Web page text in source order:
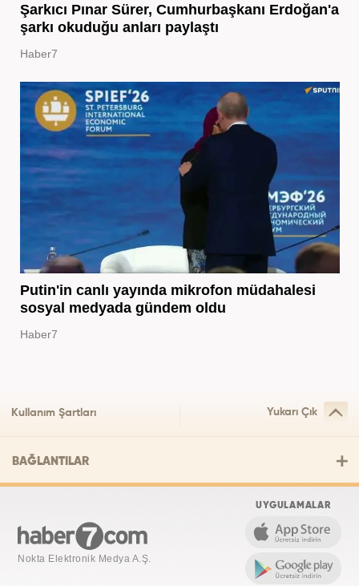
Şarkıcı Pınar Sürer, Cumhurbaşkanı Erdoğan'a
şarkı okuduğu anları paylaştı
Haber7
Putin'in canlı yayında mikrofon müdahalesi
sosyal medyada gündem oldu
Haber7
Kullanım Şartları Yukarı Çık
BAĞLANTILAR
Nokta Elektronik Medya A.Ş.
UYGULAMALAR